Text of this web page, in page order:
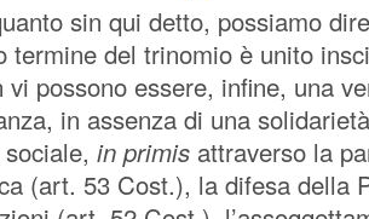
sin qui detto, possiamo
termine del trinomio è unito
vi possono essere, infine, una
in assenza di una
in primis attraverso la
(art. 53 Cost.), la difesa della